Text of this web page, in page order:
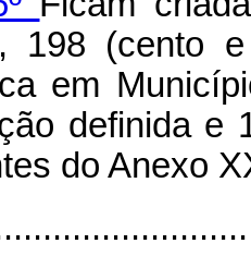
198 (cento
em
definida e
do Anexo